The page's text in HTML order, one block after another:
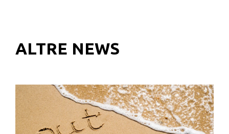
ALTRE NEWS